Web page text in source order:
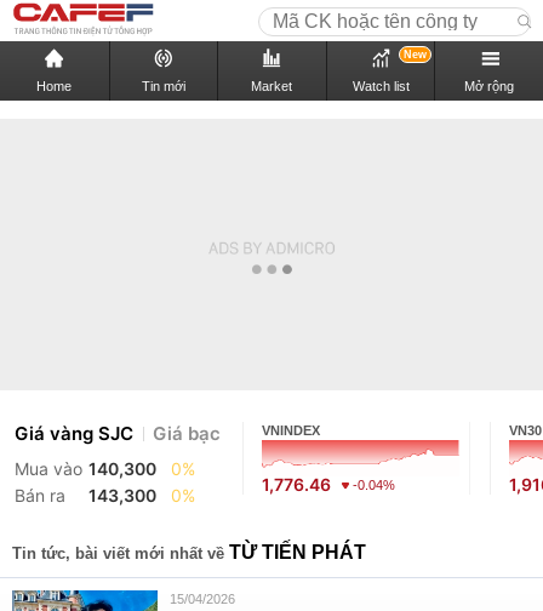
Home Tin mới Market Watch list
New
Mở rộng
Giá vàng SJC Giá bạc
Mua vào 140,300
0%
Bán ra
143,300 0%
VNINDEX
1,776.46 -0.04%
VN30
Tin tức, bài viết mới nhất về TỪ TIẾN PHÁT
15/04/2026